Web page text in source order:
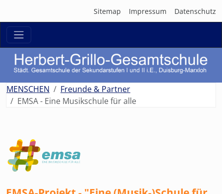
Sitemap Impressum Datenschutz
zurück
MENSCHEN
Freunde & Partner
EMSA - Eine Musikschule für alle